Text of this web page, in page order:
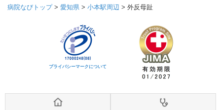
病院なびトップ> 愛知県 > 小本駅周辺 > 外反母趾
プライバシーマークについて